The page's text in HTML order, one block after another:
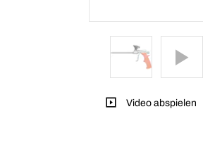
Video abspielen